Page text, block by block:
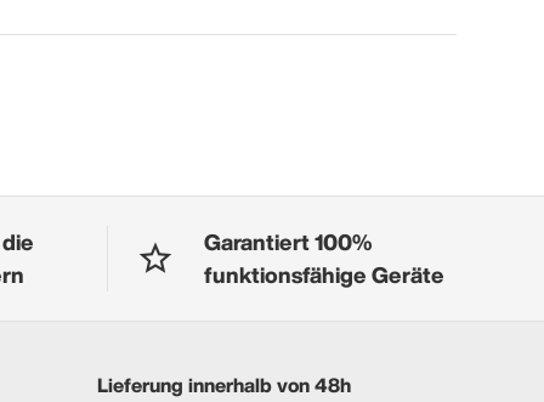
Garantiert 100%
funktionsfähige Geräte
Lieferung innerhalb von 48h